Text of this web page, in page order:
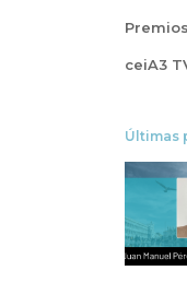
Premios
ceiA3
Últimas